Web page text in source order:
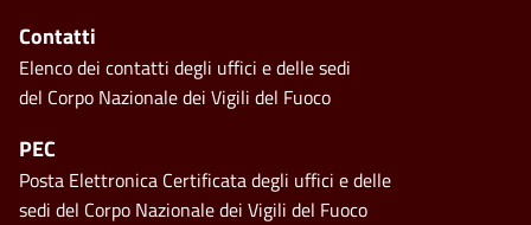
Contatti
Elenco dei contatti degli uffici e delle sedi
del Corpo Nazionale dei Vigili del Fuoco
PEC
Posta Elettronica Certificata degli uffici e delle
sedi del Corpo Nazionale dei Vigili del Fuoco